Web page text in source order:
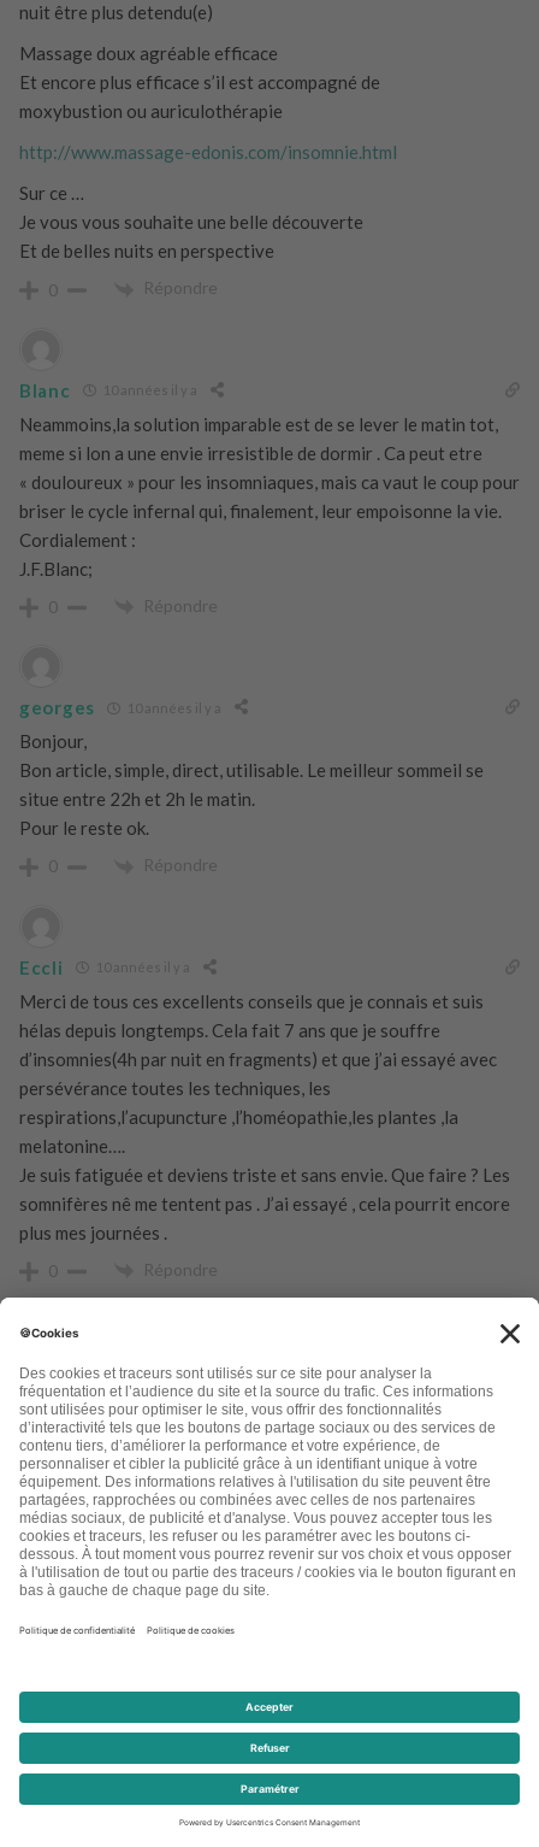
nuit être plus detendu(e)
Massage doux agréable efficace
Et encore plus efficace s’il est accompagné de
moxybustion ou auriculothérapie
http://www.massage-edonis.com/insomnie.html
Sur ce …
Je vous vous souhaite une belle découverte
Et de belles nuits en perspective
0 Répondre
Blanc 10 années il y a
Neammoins,la solution imparable est de se lever le matin tot,
meme si lon a une envie irresistible de dormir . Ca peut etre
« douloureux » pour les insomniaques, mais ca vaut le coup pour
briser le cycle infernal qui, finalement, leur empoisonne la vie.
Cordialement :
J.F.Blanc;
0 Répondre
georges 10 années il y a
Bonjour,
Bon article, simple, direct, utilisable. Le meilleur sommeil se
situe entre 22h et 2h le matin.
Pour le reste ok.
0 Répondre
Eccli 10 années il y a
Merci de tous ces excellents conseils que je connais et suis
hélas depuis longtemps. Cela fait 7 ans que je souffre
d’insomnies(4h par nuit en fragments) et que j’ai essayé avec
persévérance toutes les techniques, les
respirations,l’acupuncture ,l’homéopathie,les plantes ,la
melatonine….
Je suis fatiguée et deviens triste et sans envie. Que faire ? Les
somnifères nê me tentent pas . J’ai essayé , cela pourrit encore
plus mes journées .
0 Répondre
sarou 10 années il y a
Ah la la….comment convaincre d’une telle vérité ????? eh oui, le
sommeil est INDISPENSABLE POUR GRANDS ET PETITS…..
Nous voyons autour de nous tant de gens détraqués et qui ne
commencent même pas par réfléchir sur leur sommeil, même les
sportifs tant soucieux de leur corps….. merci pour cet article et
les conseils ajoutés.
0 Répondre
isabelle 9 années il y a
merci pour ces super conseils
0 Répondre